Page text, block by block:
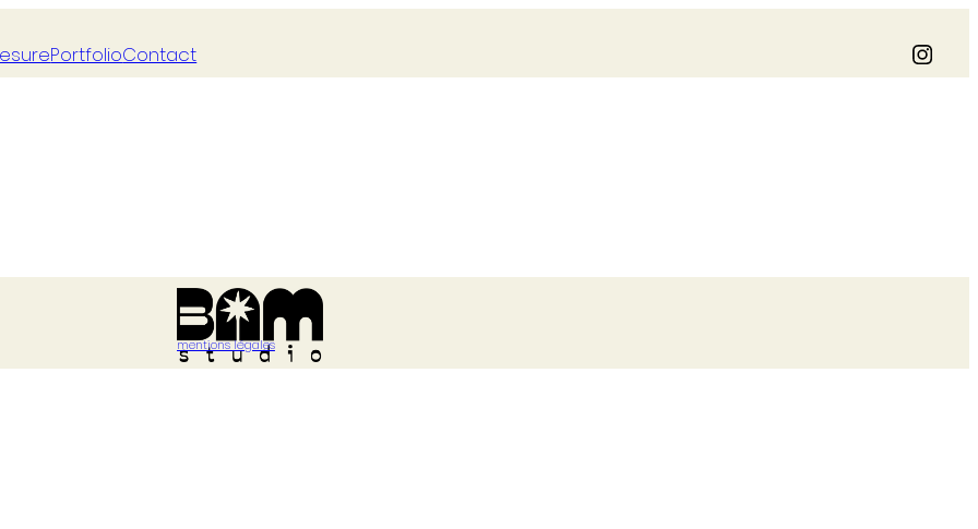
PortfolioContact
mentions légales